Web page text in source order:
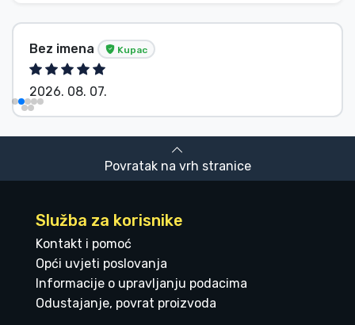
Bez imena Kupac
2026. 08. 07.
Povratak na vrh stranice
Služba za korisnike
Kontakt i pomoć
Opći uvjeti poslovanja
Informacije o upravljanju podacima
Odustajanje, povrat proizvoda